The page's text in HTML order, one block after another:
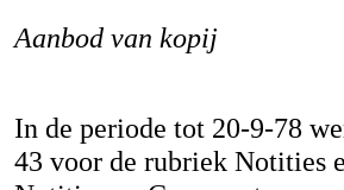
Aanbod van kopij
In de periode tot 20-9-78
43 voor de rubriek Notities